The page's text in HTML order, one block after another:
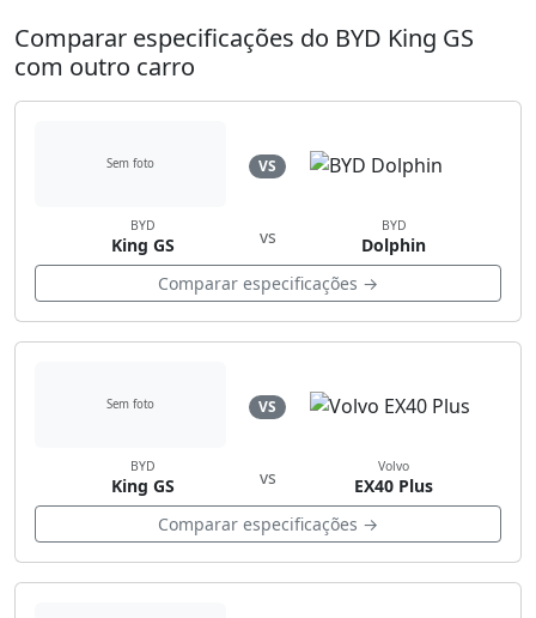
Comparar especificações do BYD King GS
com outro carro
Sem foto VS
BYD
King GS vs BYD
Dolphin
Comparar especificações →
Sem foto VS
BYD
King GS vs Volvo
EX40 Plus
Comparar especificações →